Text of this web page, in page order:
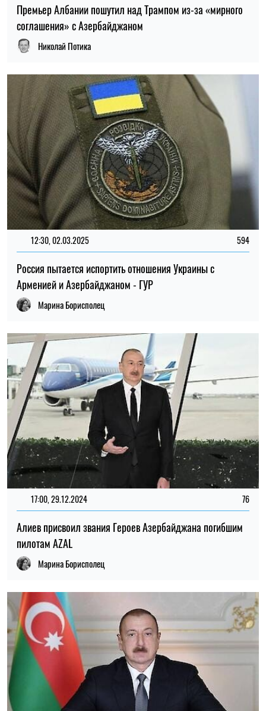
Премьер Албании пошутил над Трампом из-за «мирного
соглашения» с Азербайджаном
Николай Потика
12:30, 02.03.2025 594
Россия пытается испортить отношения Украины с
Арменией и Азербайджаном - ГУР
Марина Борисполец
17:00, 29.12.2024 76
Алиев присвоил звания Героев Азербайджана погибшим
пилотам AZAL
Марина Борисполец